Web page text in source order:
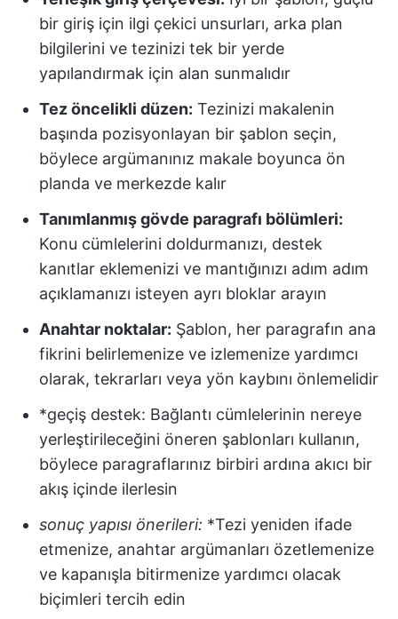
bir giriş için ilgi çekici unsurları, arka plan
bilgilerini ve tezinizi tek bir yerde
yapılandırmak için alan sunmalıdır
Tez öncelikli düzen: Tezinizi makalenin
başında pozisyonlayan bir şablon seçin,
böylece argümanınız makale boyunca ön
planda ve merkezde kalır
Tanımlanmış gövde paragrafı bölümleri:
Konu cümlelerini doldurmanızı, destek
kanıtlar eklemenizi ve mantığınızı adım adım
açıklamanızı isteyen ayrı bloklar arayın
Anahtar noktalar: Şablon, her paragrafın ana
fikrini belirlemenize ve izlemenize yardımcı
olarak, tekrarları veya yön kaybını önlemelidir
*geçiş destek: Bağlantı cümlelerinin nereye
yerleştirileceğini öneren şablonları kullanın,
böylece paragraflarınız birbiri ardına akıcı bir
akış içinde ilerlesin
sonuç yapısı önerileri: *Tezi yeniden ifade
etmenize, anahtar argümanları özetlemenize
ve kapanışla bitirmenize yardımcı olacak
biçimleri tercih edin